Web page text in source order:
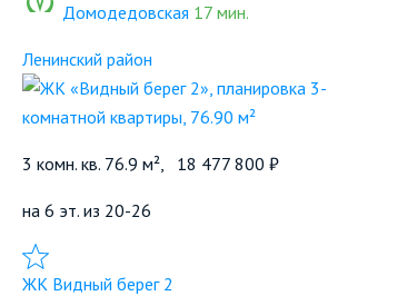
Домодедовская 17 мин.
Ленинский район
3 комн. кв. 76.9 м², 18 477 800 ₽
на 6 эт. из 20-26
Добавить в избранное
ЖК Видный берег 2